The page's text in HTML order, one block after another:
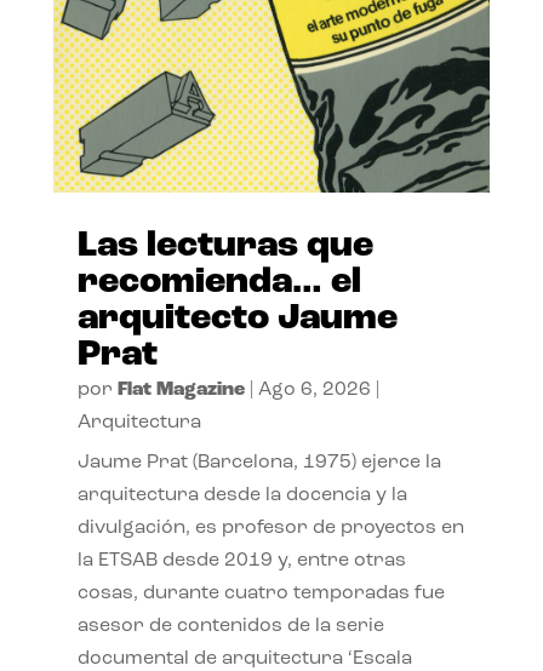
Las lecturas que
recomienda… el
arquitecto Jaume
Prat
por Flat Magazine| Ago 6, 2026
Arquitectura
Jaume Prat (Barcelona, 1975) ejerce la
arquitectura desde la docencia y la
divulgación, es profesor de proyectos en
la ETSAB desde 2019 y, entre otras
cosas, durante cuatro temporadas fue
asesor de contenidos de la serie
documental de arquitectura ‘Escala